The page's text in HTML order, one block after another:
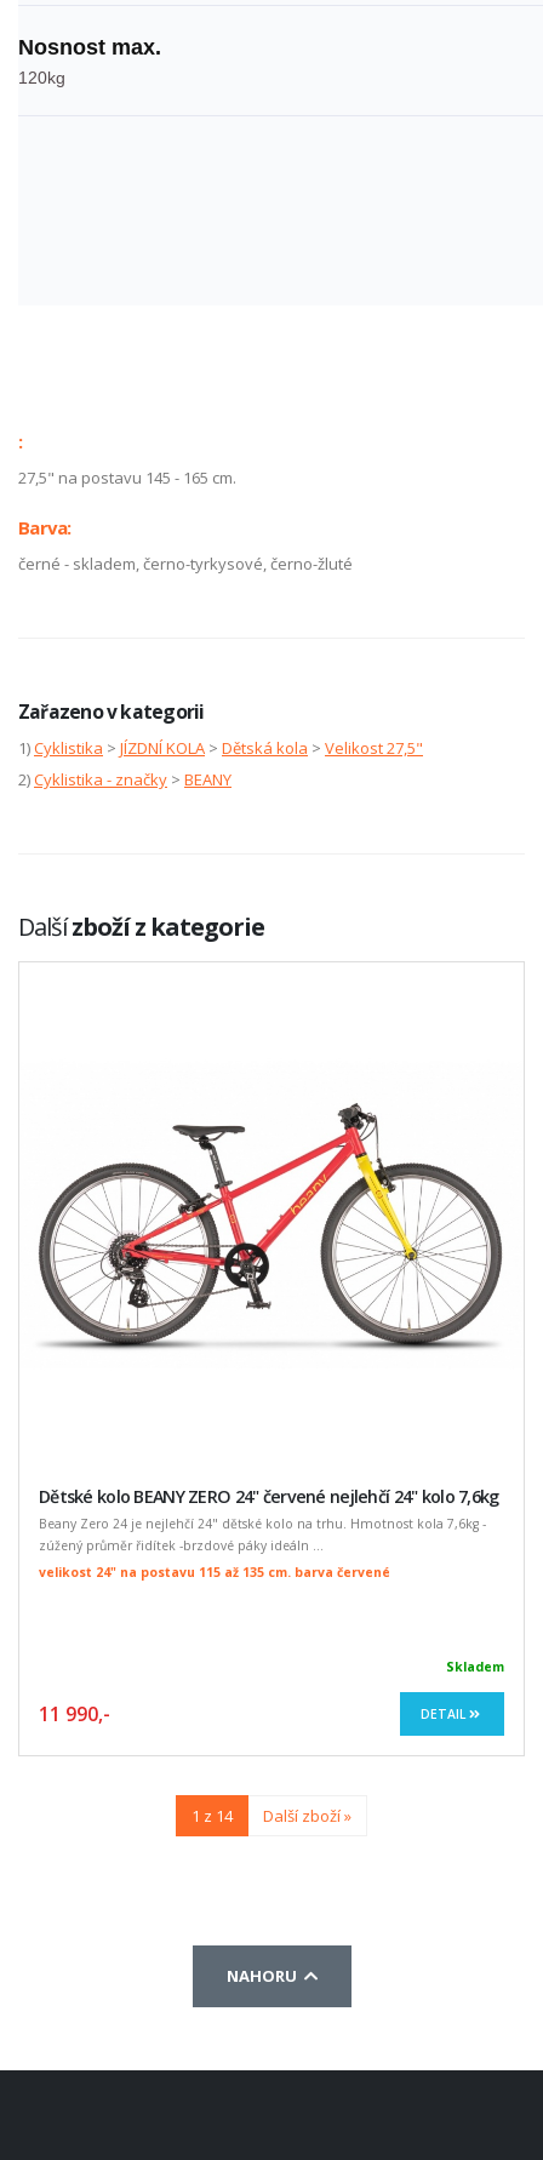
Nosnost max.
120kg
:
27,5" na postavu 145 - 165 cm.
Barva:
černé - skladem, černo-tyrkysové, černo-žluté
Zařazeno v kategorii
1)Cyklistika > JÍZDNÍ KOLA > Dětská kola > Velikost 27,5"
2)Cyklistika - značky > BEANY
Dalšízboží z kategorie
Dětské kolo BEANY ZERO 24" červené nejlehčí 24" kolo 7,6kg
Beany Zero 24 je nejlehčí 24" dětské kolo na trhu. Hmotnost kola 7,6kg -
zúžený průměr řidítek -brzdové páky ideáln ...
velikost 24" na postavu 115 až 135 cm. barva červené
Skladem
11 990,- DETAIL
1 z 14 Další zboží »
NAHORU